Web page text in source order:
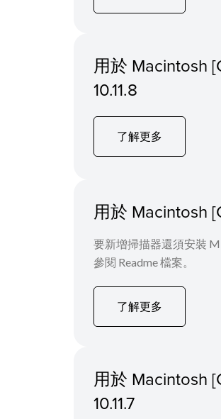
用於 Macintosh
10.11.8
了解更多
用於 Macintosh
要新增掃描器還須安裝
參閱 Readme 檔案。
了解更多
用於 Macintosh
10.11.7